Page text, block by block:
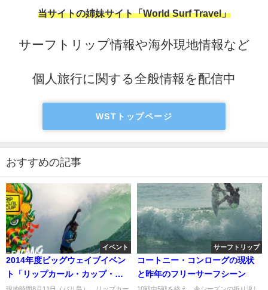
当サイトの姉妹サイト「World Surf Travel」
サーフトリップ情報や海外現地情報など
個人旅行に関する全般情報を配信中
WSTトップページ
おすすめの記事
イベント
2014年度ビッグウェイブイベン
ト「リップカール・カップ・パ
ダンパダン」：最終日ハイライ
サーフトリップ
コートニー・コンローグの現状
と昨年のフリーサーフシーン